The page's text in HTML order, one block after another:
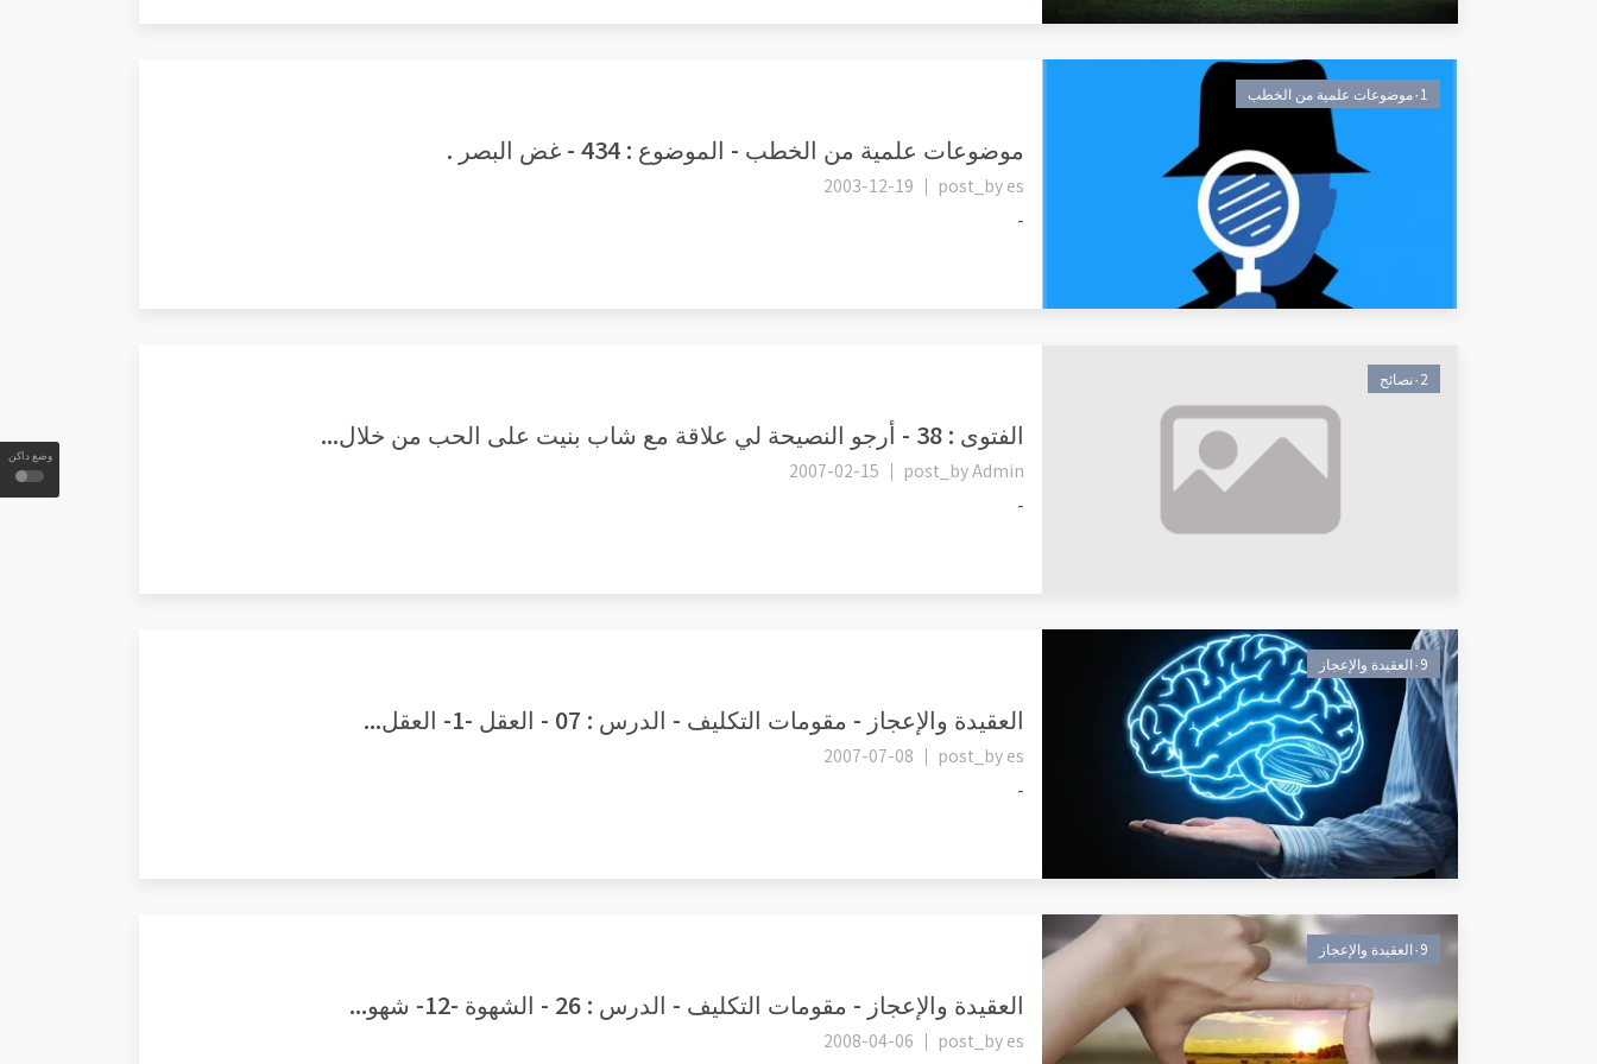
وضع داكن
٠1موضوعات علمية من الخطب
موضوعات علمية من الخطب - الموضوع : 434 - غض البصر .
post_by es
2003-12-19
-
٠2نصائح
الفتوى : 38 - أرجو النصيحة لي علاقة مع شاب بنيت على الحب من خلال...
post_byAdmin
2007-02-15
-
٠9العقيدة والإعجاز
العقيدة والإعجاز - مقومات التكليف - الدرس : 07 - العقل -1- العقل...
post_by es
2007-07-08
-
٠9العقيدة والإعجاز
العقيدة والإعجاز - مقومات التكليف - الدرس : 26 - الشهوة -12- شهو...
post_by es
2008-04-06